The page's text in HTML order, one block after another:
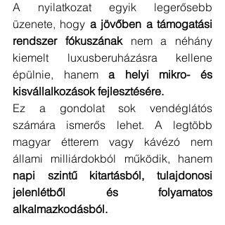
A nyilatkozat egyik legerősebb
üzenete, hogy a jövőben a támogatási
rendszer fókuszának nem a néhány
kiemelt luxusberuházásra kellene
épülnie, hanem a helyi mikro- és
kisvállalkozások fejlesztésére.
Ez a gondolat sok vendéglátós
számára ismerős lehet. A legtöbb
magyar étterem vagy kávézó nem
napi szintű kitartásból, tulajdonosi
jelenlétből és folyamatos
alkalmazkodásból.